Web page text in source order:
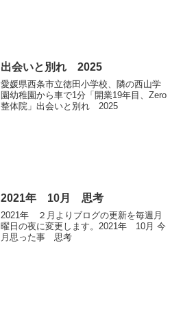
出会いと別れ 2025
愛媛県西条市立徳田小学校、隣の西山学
園幼稚園から車で1分「開業19年目、Zero
整体院」出会いと別れ 2025
2021年 10月 思考
2021年 ２月よりブログの更新を毎週月
曜日の夜に変更します。2021年 10月 今
月思った事 思考